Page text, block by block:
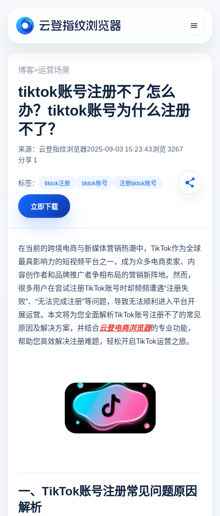
博客>运营场景
tiktok账号注册不了怎么
办？tiktok账号为什么注册
不了？
来源：云登指纹浏览器2025-09-03 15:23:43浏览 3267
分享 1
标签： tiktok注册 tiktok账号 注册tiktok账号
立即下载
在当前的跨境电商与新媒体营销热潮中，TikTok作为全球
最具影响力的短视频平台之一，成为众多电商卖家、内
容创作者和品牌推广者争相布局的营销新阵地。然而，
很多用户在尝试注册TikTok账号时却频频遭遇“注册失
败”、“无法完成注册”等问题，导致无法顺利进入平台开
展运营。本文将为您全面解析TikTok账号注册不了的常见
原因及解决方案，并结合云登电商浏览器的专业功能，
帮助您高效解决注册难题，轻松开启TikTok运营之旅。
一、TikTok账号注册常见问题原因
解析